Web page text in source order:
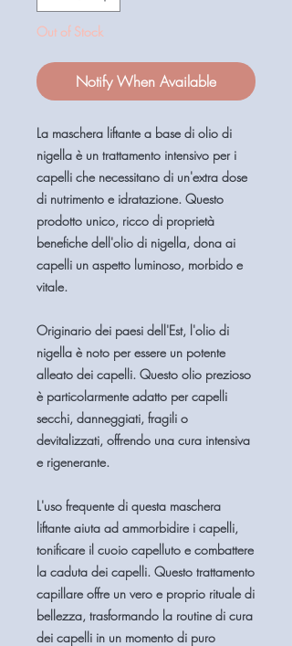
Out of Stock
Notify When Available
La maschera liftante a base di olio di
nigella è un trattamento intensivo per i
capelli che necessitano di un'extra dose
di nutrimento e idratazione. Questo
prodotto unico, ricco di proprietà
benefiche dell'olio di nigella, dona ai
capelli un aspetto luminoso, morbido e
vitale.
Originario dei paesi dell'Est, l'olio di
nigella è noto per essere un potente
alleato dei capelli. Questo olio prezioso
è particolarmente adatto per capelli
secchi, danneggiati, fragili o
devitalizzati, offrendo una cura intensiva
e rigenerante.
L'uso frequente di questa maschera
liftante aiuta ad ammorbidire i capelli,
tonificare il cuoio capelluto e combattere
la caduta dei capelli. Questo trattamento
capillare offre un vero e proprio rituale di
bellezza, trasformando la routine di cura
dei capelli in un momento di puro